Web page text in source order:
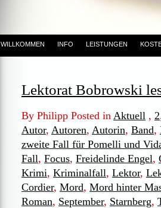
WILLKOMMEN INFO LEISTUNGEN
Lektorat Bobrowski
By Philipp Posted in Aktuell , 2
Autor, Autoren, Autorin, Band,
zweite Fall für Pomelli und
Fall, Focus, Freidelinde Engel,
Krimi, Kriminalfall, Lektor,
Cordier, Mord, Mord hinter
Roman, September, Starnberg,